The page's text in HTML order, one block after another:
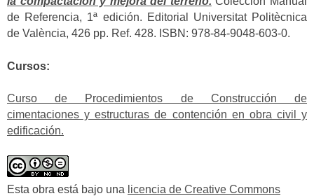
de Referencia, 1ª edición. Editorial Universitat Politècnica
de València, 426 pp. Ref. 428. ISBN: 978-84-9048-603-0.
Cursos:
Curso de Procedimientos de Construcción de
cimentaciones y estructuras de contención en obra civil y
edificación.
Esta obra está bajo una licencia de Creative Commons